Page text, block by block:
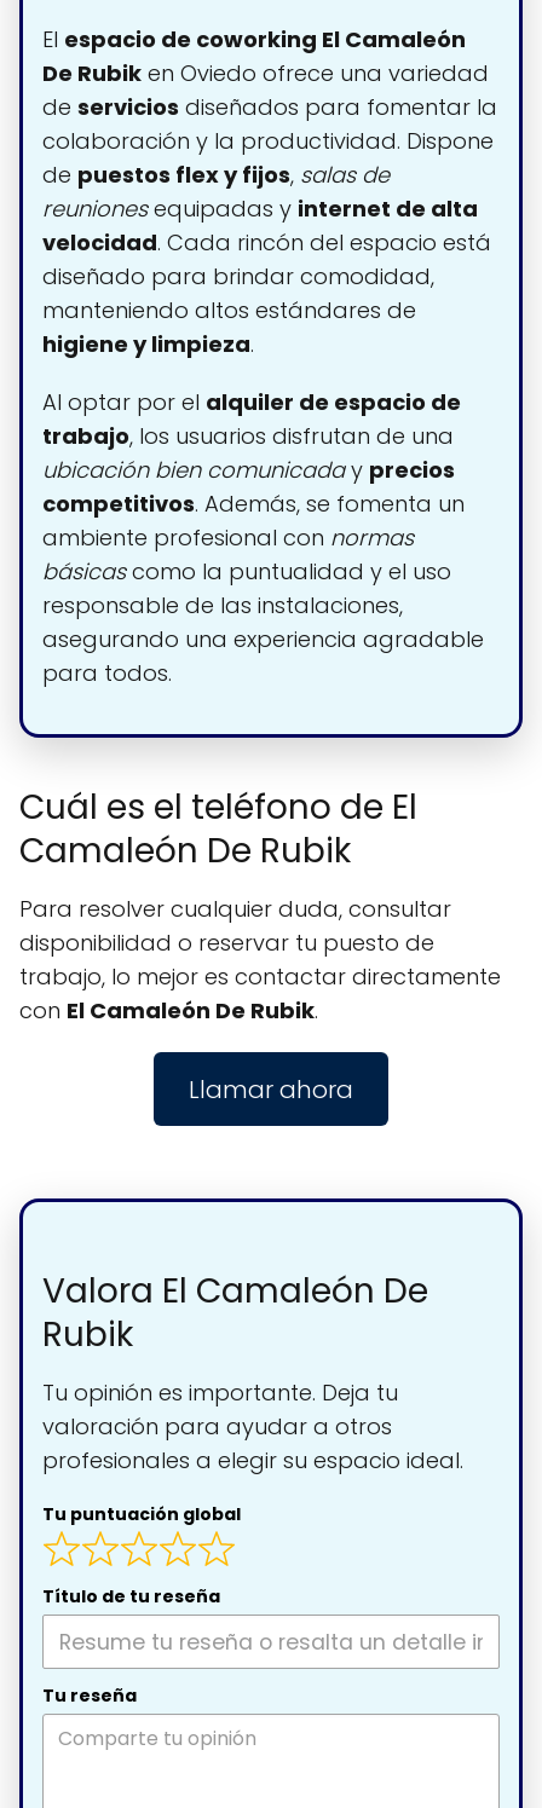
El espacio de coworking El Camaleón
De Rubik en Oviedo ofrece una variedad
de servicios diseñados para fomentar la
colaboración y la productividad. Dispone
de puestos flex y fijos, salas de
reunionesequipadas y internet de alta
velocidad. Cada rincón del espacio está
diseñado para brindar comodidad,
manteniendo altos estándares de
higiene y limpieza.
Al optar por el alquiler de espacio de
trabajo, los usuarios disfrutan de una
ubicación bien comunicaday precios
competitivos. Además, se fomenta un
ambiente profesional con normas
básicascomo la puntualidad y el uso
responsable de las instalaciones,
asegurando una experiencia agradable
para todos.
Cuál es el teléfono de El
Camaleón De Rubik
Para resolver cualquier duda, consultar
disponibilidad o reservar tu puesto de
trabajo, lo mejor es contactar directamente
con El Camaleón De Rubik.
Llamar ahora
Valora El Camaleón De
Rubik
Tu opinión es importante. Deja tu
valoración para ayudar a otros
profesionales a elegir su espacio ideal.
Tu puntuación global
Título de tu reseña
Tu reseña